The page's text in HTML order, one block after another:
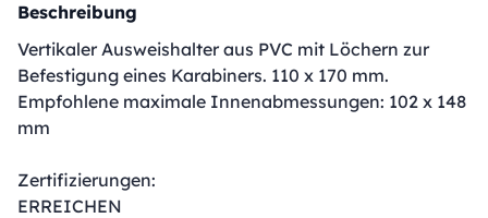
Beschreibung
Vertikaler Ausweishalter aus PVC mit Löchern zur
Befestigung eines Karabiners. 110 x 170 mm.
Empfohlene maximale Innenabmessungen: 102 x 148
mm
Zertifizierungen:
ERREICHEN